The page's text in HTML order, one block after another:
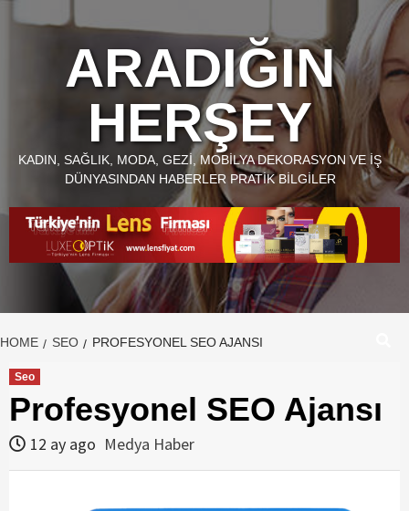
ARADIĞIN
HERŞEY
KADIN, SAĞLIK, MODA, GEZI, MOBILYA DEKORASYON VE İŞ
DÜNYASINDAN HABERLER PRATIK BILGILER
HOME SEO PROFESYONEL SEO AJANSI
Seo
Profesyonel SEO Ajansı
12 ay ago Medya Haber